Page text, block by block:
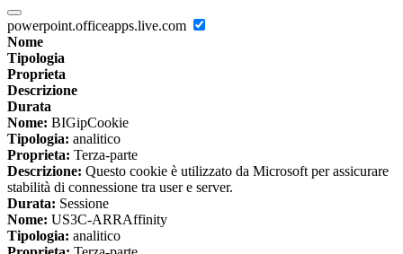
powerpoint.officeapps.live.com
Nome
Tipologia
Proprieta
Descrizione
Durata
Nome: BIGipCookie
Tipologia: analitico
Proprieta: Terza-parte
Descrizione: Questo cookie è utilizzato da Microsoft per assicurare
stabilità di connessione tra user e server.
Durata: Sessione
Nome: US3C-ARRAffinity
Tipologia: analitico